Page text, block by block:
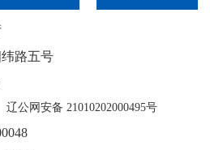
路五号
辽公网安备 21010202000495号